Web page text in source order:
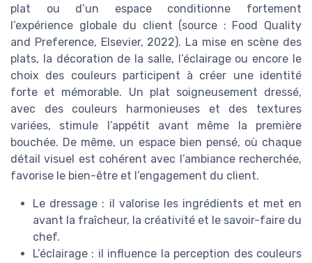
plat ou d’un espace conditionne fortement
l’expérience globale du client (source : Food Quality
and Preference, Elsevier, 2022). La mise en scène des
plats, la décoration de la salle, l’éclairage ou encore le
choix des couleurs participent à créer une identité
forte et mémorable. Un plat soigneusement dressé,
avec des couleurs harmonieuses et des textures
variées, stimule l’appétit avant même la première
bouchée. De même, un espace bien pensé, où chaque
détail visuel est cohérent avec l’ambiance recherchée,
favorise le bien-être et l’engagement du client.
Le dressage : il valorise les ingrédients et met en
avant la fraîcheur, la créativité et le savoir-faire du
chef.
L’éclairage : il influence la perception des couleurs